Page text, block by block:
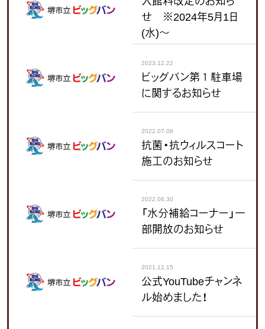
せ ※2024年5月1日
(水)～
2023.12.22
ビッグバン第１駐車場
に関するお知らせ
2022.07.08
抗菌・抗ウィルスコート
施工のお知らせ
2022.06.30
「水分補給コーナー」一
部開放のお知らせ
2021.12.15
公式YouTubeチャンネ
ル始めました！